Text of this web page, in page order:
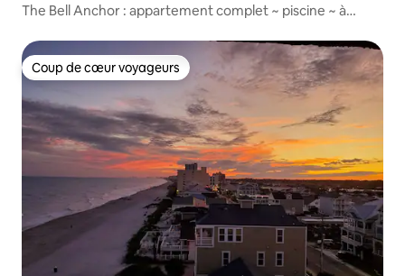
h
The Bell Anchor : appartement complet ~ piscine ~ à
Coup de cœur voyageurs
Coup de cœur voyageurs